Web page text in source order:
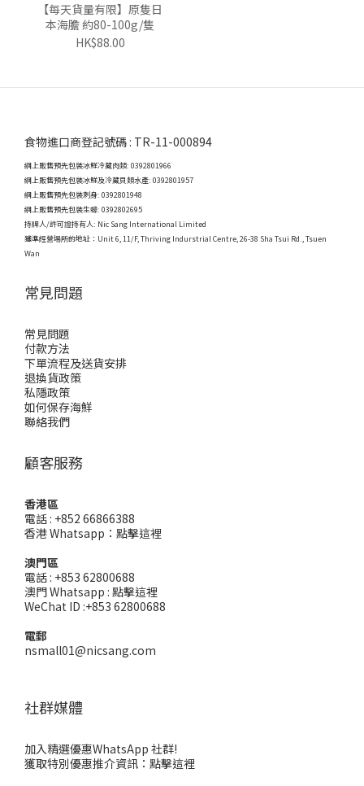
【每天貨量有限】原隻日
本海膽 約80-100g/隻
HK$88.00
食物進口商登記號碼 : TR-11-000894
網上販售預先包裝冰鮮冷藏肉類: 0392801966
網上販售預先包裝冰鮮及冷藏貝類水產: 0392801957
網上販售預先包裝刺身: 0392801948
網上販售預先包裝生蠔: 0392802695
持牌人/許可證持有人: Nic Sang International Limited
獲準經營場所的地址： Unit 6, 11/F, Thriving Indurstrial Centre, 26-38 Sha Tsui Rd., Tsuen
Wan
常見問題
常見問題
付款方法
下單流程及送貨安排
退換貨政策
私隱政策
如何保存海鮮
聯絡我們
顧客服務
香港區
電話 : +852 66866388
香港 Whatsapp： 點擊這裡
澳門區
電話 : +853 62800688
澳門 Whatsapp : 點擊這裡
WeChat ID :+853 62800688
電郵
nsmall01@nicsang.com
社群媒體
加入精選優惠WhatsApp 社群!
獲取特別優惠推介資訊： 點擊這裡